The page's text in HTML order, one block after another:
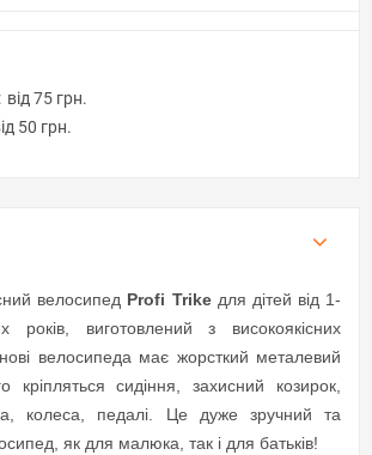
від 75 грн.
50 грн.
велосипед Profi Trikeдля дітей від 1-
виготовлений з високоякісних
велосипеда має жорсткий металевий
кріпляться сидіння, захисний козирок,
колеса, педалі. Це дуже зручний та
як для малюка, так і для батьків!